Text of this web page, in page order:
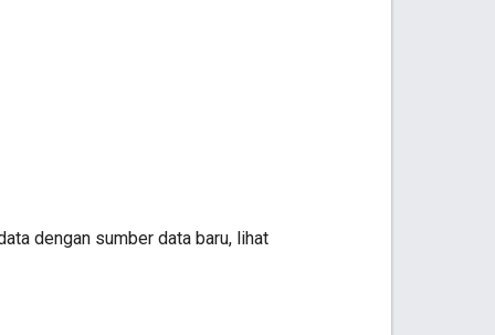
dengan sumber data baru, lihat